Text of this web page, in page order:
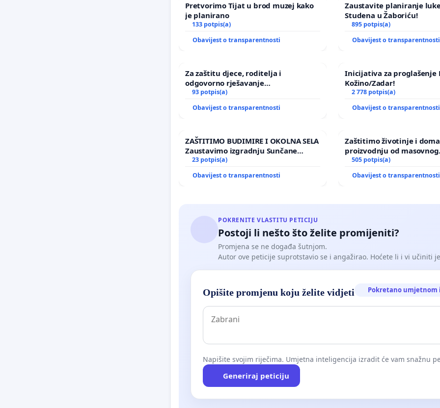
Pretvorimo Tijat u brod muzej kako
je planirano
133 potpis(a)
Obavijest o transparentnosti
Zaustavite planiranje
Studena u Žaboriću!
895 potpis(a)
Obavijest o transparentnosti
Za zaštitu djece, roditelja i
odgovorno rješavanje
maloljetničkog nasilja
93 potpis(a)
Obavijest o transparentnosti
Inicijativa za proglašenje
Kožino/Zadar!
2 778 potpis(a)
Obavijest o transparentnosti
ZAŠTITIMO BUDIMIRE I OKOLNA SELA
Zaustavimo izgradnju Sunčane
elektrane Vedrine na području
Ugljana
23 potpis(a)
Obavijest o transparentnosti
Zaštitimo životinje i
proizvodnju od masovnog
uništavanja zbog afričke
kuge
505 potpis(a)
Obavijest o transparentnosti
POKRENITE VLASTITU PETICIJU
Postoji li nešto što želite promijeniti?
Promjena se ne događa šutnjom.
Autor ove peticije suprotstavio se i angažirao. Hoćete li i vi učiniti
Opišite promjenu koju želite vidjeti Pokretano
Napišite svojim riječima. Umjetna inteligencija izradit će vam snažnu
Generiraj peticiju